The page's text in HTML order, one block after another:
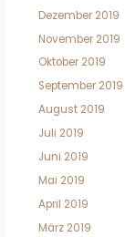
Dezember 2019
November 2019
Oktober 2019
September 2019
August 2019
Juli 2019
Juni 2019
Mai 2019
April 2019
März 2019